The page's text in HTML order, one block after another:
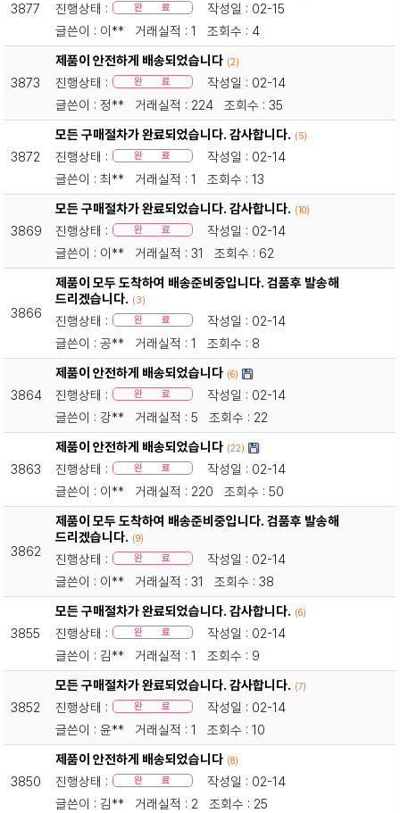
3877 진행상태 : 완 료
작성일 : 02-15
글쓴이 : 이** 거래실적 : 1 조회수 : 4
3873
제품이 안전하게 배송되었습니다 (2)
진행상태 : 완 료
작성일 : 02-14
글쓴이 : 정** 거래실적 : 224 조회수 : 35
3872
모든 구매절차가 완료되었습니다. 감사합니다. (5)
진행상태 : 완 료
작성일 : 02-14
글쓴이 : 최** 거래실적 : 1 조회수 : 13
3869
모든 구매절차가 완료되었습니다. 감사합니다. (10)
진행상태 : 완 료
작성일 : 02-14
글쓴이 : 이** 거래실적 : 31 조회수 : 62
3866
제품이 모두 도착하여 배송준비중입니다. 검품후 발송해
드리겠습니다. (3)
진행상태 : 완 료
작성일 : 02-14
글쓴이 : 공** 거래실적 : 1 조회수 : 8
3864
제품이 안전하게 배송되었습니다 (6)
진행상태 : 완 료
작성일 : 02-14
글쓴이 : 강** 거래실적 : 5 조회수 : 22
3863
제품이 안전하게 배송되었습니다 (22)
진행상태 : 완 료
작성일 : 02-14
글쓴이 : 이** 거래실적 : 220 조회수 : 50
3862
제품이 모두 도착하여 배송준비중입니다. 검품후 발송해
드리겠습니다. (9)
진행상태 : 완 료
작성일 : 02-14
글쓴이 : 이** 거래실적 : 31 조회수 : 38
3855
모든 구매절차가 완료되었습니다. 감사합니다. (6)
진행상태 : 완 료
작성일 : 02-14
글쓴이 : 김** 거래실적 : 1 조회수 : 9
3852
모든 구매절차가 완료되었습니다. 감사합니다. (7)
진행상태 : 완 료
작성일 : 02-14
글쓴이 : 윤** 거래실적 : 1 조회수 : 10
3850
제품이 안전하게 배송되었습니다 (8)
진행상태 : 완 료
작성일 : 02-14
글쓴이 : 김** 거래실적 : 2 조회수 : 25